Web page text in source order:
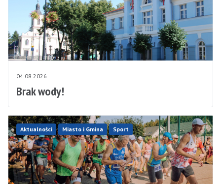
04.08.2026
Brak wody!
Aktualności Miasto i Gmina Sport